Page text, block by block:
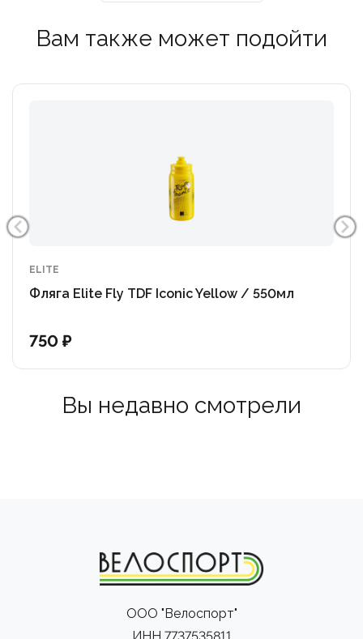
Вам также может подойти
ELITE
Фляга Elite Fly TDF Iconic Yellow / 550мл
750 ₽
Вы недавно смотрели
ООО "Велоспорт"